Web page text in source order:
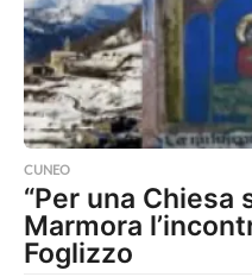
CUNEO
“Per una Chiesa
Marmora
Foglizzo